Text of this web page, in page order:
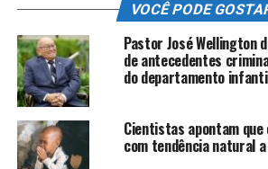
VOCÊ PODE
Pastor José Wellington
de antecedentes
do departamento
Cientistas apontam
com tendência natural